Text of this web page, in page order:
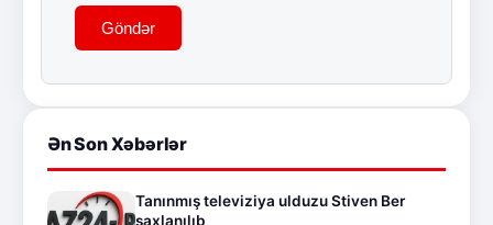
Göndər
Ən Son Xəbərlər
Tanınmış televiziya ulduzu Stiven Ber
saxlanılıb